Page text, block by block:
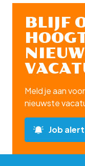
BLIJF
Meld je aan
nieuwste
enkele kans op
Job alert